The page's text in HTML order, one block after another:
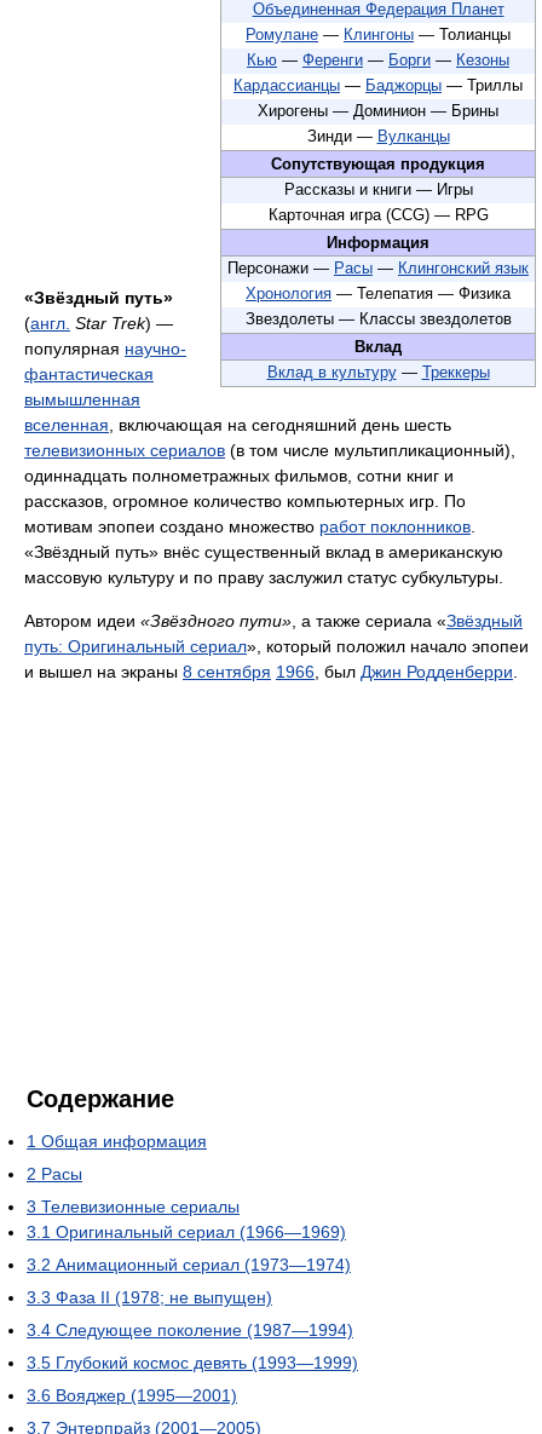
Объединенная Федерация Планет
Ромулане — Клингоны — Толианцы
Кью — Ференги — Борги — Кезоны
Кардассианцы — Баджорцы — Триллы
Хирогены — Доминион — Брины
Зинди — Вулканцы
Сопутствующая продукция
Рассказы и книги — Игры
Карточная игра (CCG) — RPG
Информация
Персонажи — Расы — Клингонский язык
Хронология — Телепатия — Физика
Звездолеты — Классы звездолетов
Вклад
Вклад в культуру— Треккеры
«Звёздный путь»
(англ. Star Trek) —
популярная научно-
фантастическая
вымышленная
вселенная , включающая на сегодняшний день шесть
телевизионных сериалов (в том числе мультипликационный),
одиннадцать полнометражных фильмов, сотни книг и
рассказов, огромное количество компьютерных игр. По
мотивам эпопеи создано множество работ поклонников
«Звёздный путь» внёс существенный вклад в американскую
массовую культуру и по праву заслужил статус субкультуры.
Автором идеи «Звёздного пути» , а также сериала «Звёздный
путь: Оригинальный сериал», который положил начало эпопеи
и вышел на экраны 8 сентября 1966 , был Джин Родденберри
Содержание
1 Общая информация
2 Расы
3 Телевизионные сериалы
3.1 Оригинальный сериал (1966—1969)
3.2 Анимационный сериал (1973—1974)
3.3 Фаза II (1978; не выпущен)
3.4 Следующее поколение (1987—1994)
3.5 Глубокий космос девять (1993—1999)
3.6 Вояджер (1995—2001)
3.7 Энтерпрайз (2001—2005)